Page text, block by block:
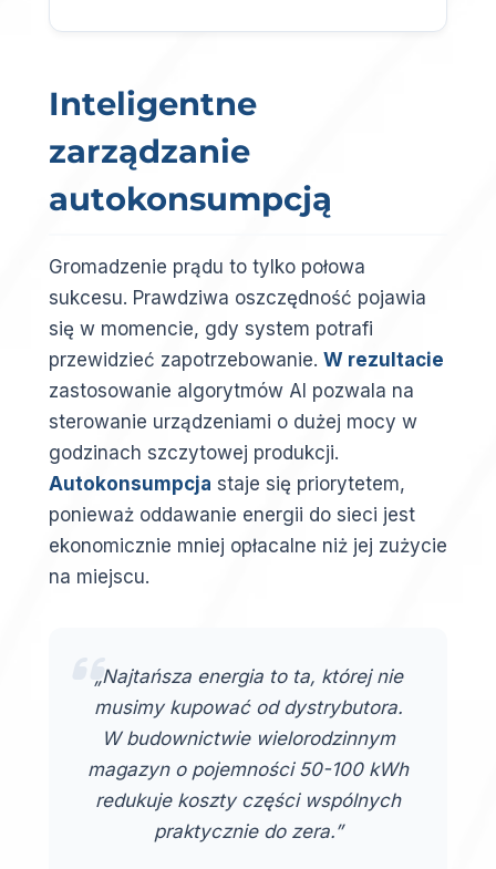
Inteligentne
zarządzanie
autokonsumpcją
Gromadzenie prądu to tylko połowa
sukcesu. Prawdziwa oszczędność pojawia
się w momencie, gdy system potrafi
przewidzieć zapotrzebowanie. W rezultacie
zastosowanie algorytmów AI pozwala na
sterowanie urządzeniami o dużej mocy w
godzinach szczytowej produkcji.
Autokonsumpcja staje się priorytetem,
ponieważ oddawanie energii do sieci jest
ekonomicznie mniej opłacalne niż jej zużycie
na miejscu.
„Najtańsza energia to ta, której nie
musimy kupować od dystrybutora.
W budownictwie wielorodzinnym
magazyn o pojemności 50-100 kWh
redukuje koszty części wspólnych
praktycznie do zera.”